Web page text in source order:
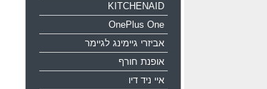
KITCHENAID
OnePlus One
אביזרי גיימינג לגיימר
אופנת חורף
איי ניד דיו